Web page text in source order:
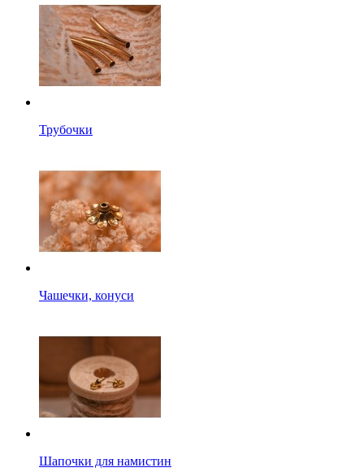
Трубочки
Чашечки, конуси
Шапочки для намистин